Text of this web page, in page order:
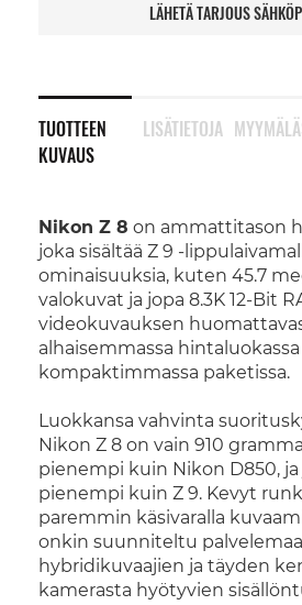
LÄHETÄ TARJOUS
TUOTTEEN
KUVAUS
Nikon Z 8 on ammattitason
joka sisältää Z 9 -
ominaisuuksia, kuten 45.7
valokuvat ja jopa 8.3K 12-Bit
videokuvauksen
alhaisemmassa hintaluokassa
kompaktimmassa paketissa.
Luokkansa vahvinta
Nikon Z 8 on vain 910
pienempi kuin Nikon D850, ja
pienempi kuin Z 9. Kevyt
paremmin käsivaralla
onkin suunniteltu
hybridikuvaajien ja täyden
kamerasta hyötyvien
LISÄTIETOJA